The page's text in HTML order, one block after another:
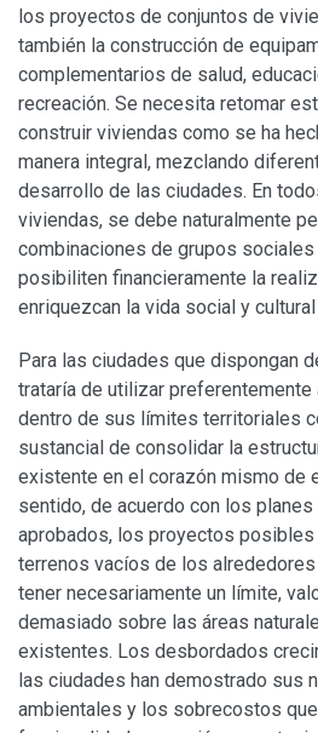
los proyectos de conjuntos de
también la construcción de
complementarios de salud,
recreación. Se necesita retomar
construir viviendas como se ha
manera integral, mezclando
desarrollo de las ciudades. En
viviendas, se debe naturalmente
combinaciones de grupos
posibiliten financieramente la
enriquezcan la vida social y
Para las ciudades que dispongan
trataría de utilizar
dentro de sus límites territoriales
sustancial de consolidar la
existente en el corazón mismo de
sentido, de acuerdo con los
aprobados, los proyectos posibles
terrenos vacíos de los
tener necesariamente un límite,
demasiado sobre las áreas
existentes. Los desbordados
las ciudades han demostrado sus
ambientales y los sobrecostos